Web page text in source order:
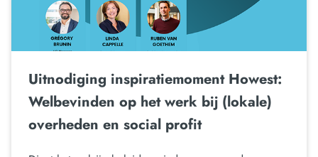
Uitnodiging inspiratiemoment Howest:
Welbevinden op het werk bij (lokale)
overheden en social profit